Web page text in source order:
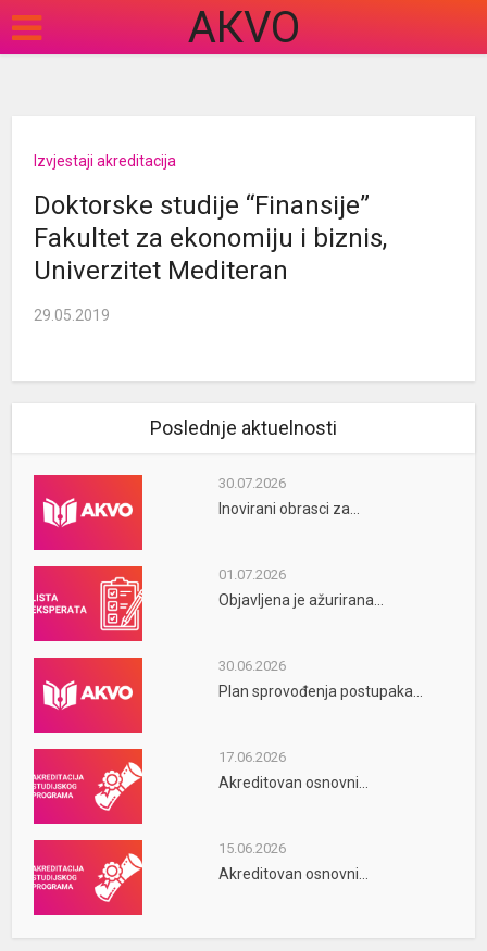
АКVO
Izvjestaji akreditacija
Doktorske studije “Finansije”
Fakultet za ekonomiju i biznis,
Univerzitet Mediteran
29.05.2019
Poslednje aktuelnosti
30.07.2026
Inovirani obrasci za...
01.07.2026
Objavljena je ažurirana...
30.06.2026
Plan sprovođenja postupaka...
17.06.2026
Akreditovan osnovni...
15.06.2026
Akreditovan osnovni...